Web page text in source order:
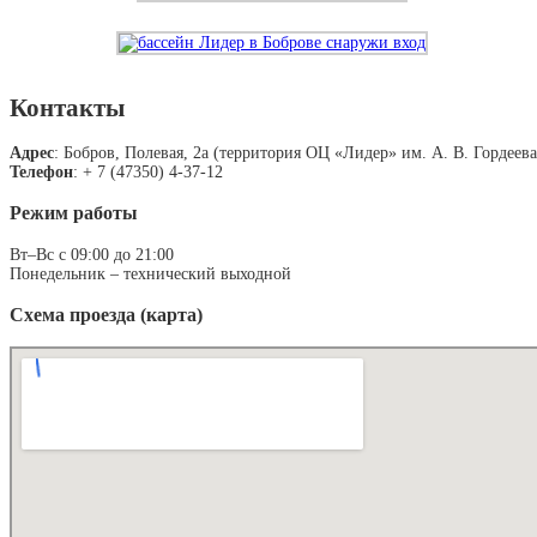
Контакты
Адрес: Бобров, Полевая, 2а (территория ОЦ «Лидер» им. А. В.
Телефон: + 7 (47350) 4-37-12
Режим работы
Вт–Вс с 09:00 до 21:00
Понедельник – технический выходной
Схема проезда (карта)